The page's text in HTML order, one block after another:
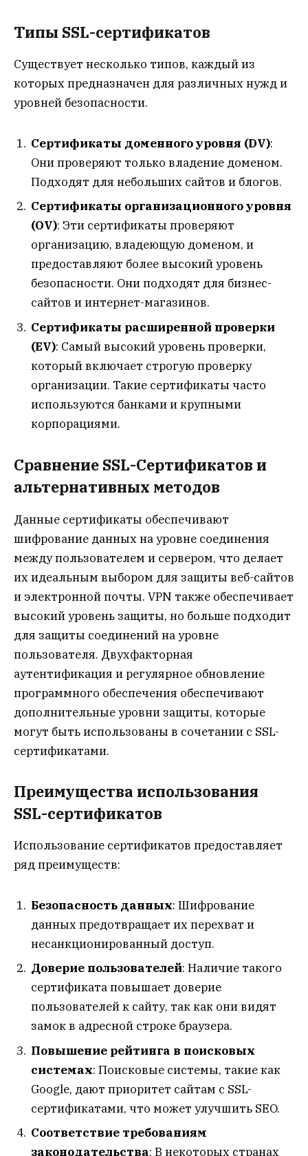
Типы SSL-сертификатов
Существует несколько типов, каждый из
которых предназначен для различных нужд и
уровней безопасности.
Сертификаты доменного уровня (DV):
Они проверяют только владение доменом.
Подходят для небольших сайтов и блогов.
Сертификаты организационного уровня
(OV): Эти сертификаты проверяют
организацию, владеющую доменом, и
предоставляют более высокий уровень
безопасности. Они подходят для бизнес-
сайтов и интернет-магазинов.
Сертификаты расширенной проверки
(EV): Самый высокий уровень проверки,
который включает строгую проверку
организации. Такие сертификаты часто
используются банками и крупными
корпорациями.
Сравнение SSL-Сертификатов и
альтернативных методов
Данные сертификаты обеспечивают
шифрование данных на уровне соединения
между пользователем и сервером, что делает
их идеальным выбором для защиты веб-сайтов
и электронной почты. VPN также обеспечивает
высокий уровень защиты, но больше подходит
для защиты соединений на уровне
пользователя. Двухфакторная
аутентификация и регулярное обновление
программного обеспечения обеспечивают
дополнительные уровни защиты, которые
могут быть использованы в сочетании с SSL-
сертификатами.
Преимущества использования
SSL-сертификатов
Использование сертификатов предоставляет
ряд преимуществ:
Безопасность данных: Шифрование
данных предотвращает их перехват и
несанкционированный доступ.
Доверие пользователей: Наличие такого
сертификата повышает доверие
пользователей к сайту, так как они видят
замок в адресной строке браузера.
Повышение рейтинга в поисковых
системах: Поисковые системы, такие как
Google, дают приоритет сайтам с SSL-
сертификатами, что может улучшить SEO.
Соответствие требованиям
законодательства: В некоторых странах